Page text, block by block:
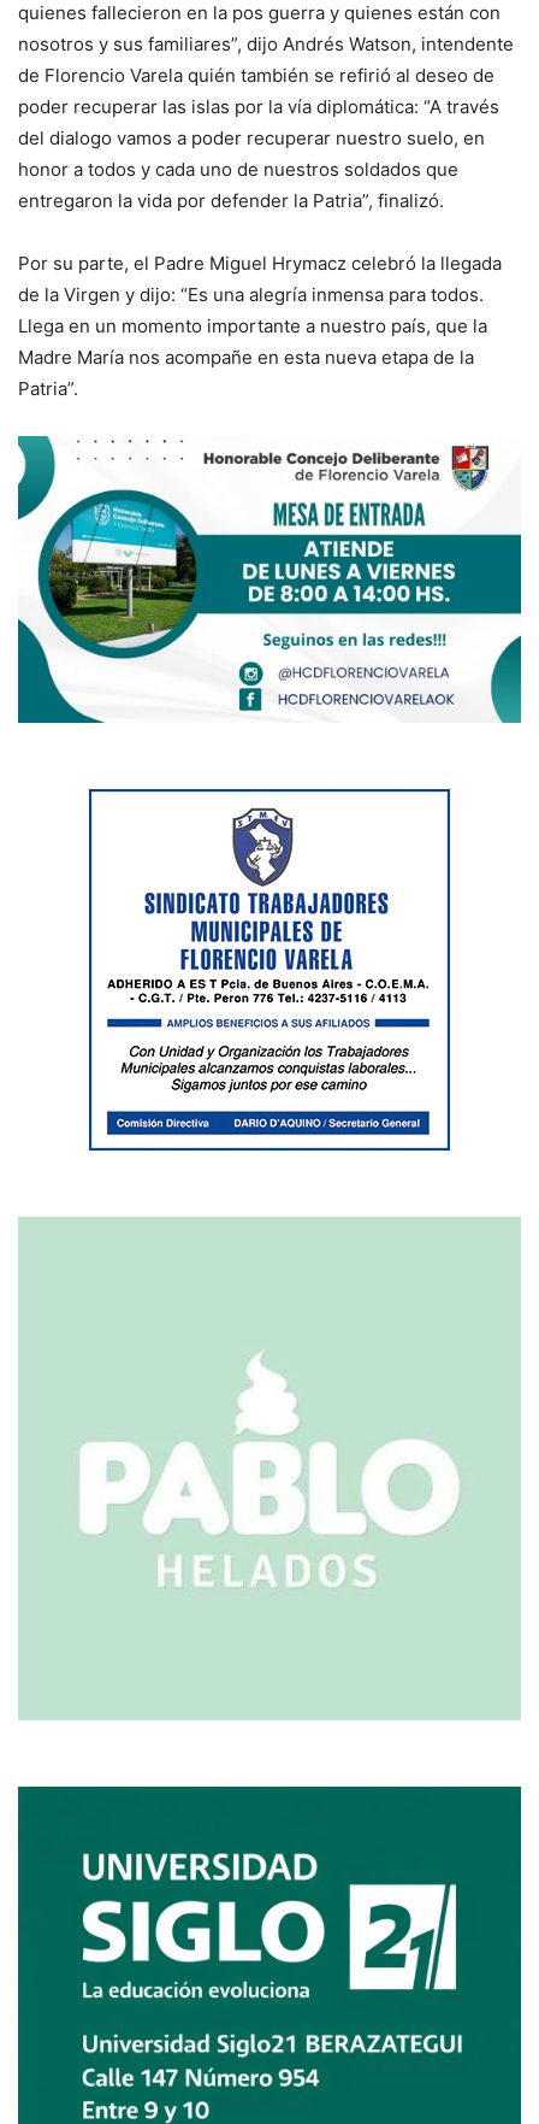
quienes fallecieron en la pos guerra y quienes están con
nosotros y sus familiares”, dijo Andrés Watson, intendente
de Florencio Varela quién también se refirió al deseo de
poder recuperar las islas por la vía diplomática: “A través
del dialogo vamos a poder recuperar nuestro suelo, en
honor a todos y cada uno de nuestros soldados que
entregaron la vida por defender la Patria”, finalizó.
Por su parte, el Padre Miguel Hrymacz celebró la llegada
de la Virgen y dijo: “Es una alegría inmensa para todos.
Llega en un momento importante a nuestro país, que la
Madre María nos acompañe en esta nueva etapa de la
Patria”.